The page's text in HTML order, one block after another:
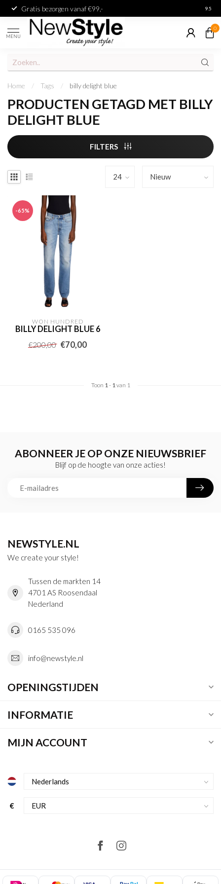
Gratis bezorgen vanaf €99,- 9.5
MENU
0
Home / Tags / billy delight blue
PRODUCTEN GETAGD MET BILLY
DELIGHT BLUE
FILTERS
-65%
WON HUNDRED
BILLY DELIGHT BLUE 6
€200,00 €70,00
Toon 1- 1van 1
ABONNEER JE OP ONZE NIEUWSBRIEF
Blijf op de hoogte van onze acties!
NEWSTYLE.NL
We create your style!
Tussen de markten 14
4701 AS Roosendaal
Nederland
0165 535 096
info@newstyle.nl
OPENINGSTIJDEN
INFORMATIE
MIJN ACCOUNT
€